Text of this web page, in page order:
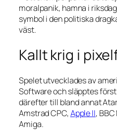
moralpanik, hamna i
symbol i den politiska
väst.
Kallt krig i
Spelet utvecklades av
Software och släpptes
därefter till bland annat
Amstrad CPC,Apple II,
Amiga.